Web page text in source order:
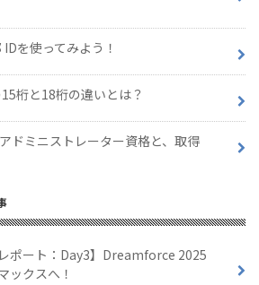
を使ってみよう！
桁と18桁の違いとは？
ドミニストレーター資格と、取得
レポート：Day3】Dreamforce 2025
ックスへ！